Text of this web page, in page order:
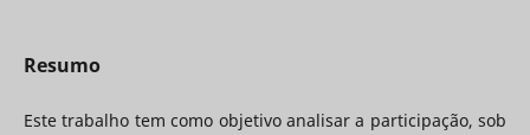
Resumo
Este trabalho tem como objetivo analisar a participação, sob